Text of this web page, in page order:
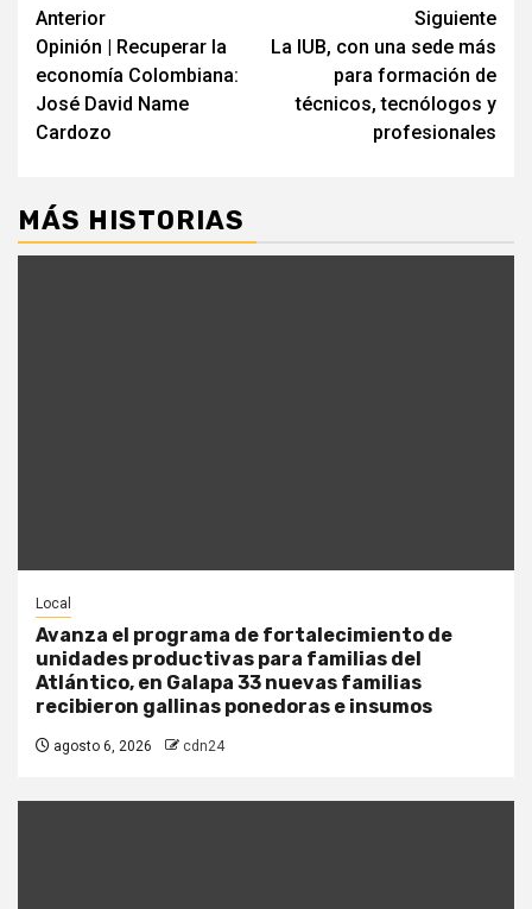
Seguir
leyendo
Anterior
Opinión | Recuperar la
economía Colombiana:
José David Name
Cardozo
Siguiente
La IUB, con una sede más
para formación de
técnicos, tecnólogos y
profesionales
MÁS HISTORIAS
Local
Avanza el programa de fortalecimiento de
unidades productivas para familias del
Atlántico, en Galapa 33 nuevas familias
recibieron gallinas ponedoras e insumos
agosto 6, 2026 cdn24